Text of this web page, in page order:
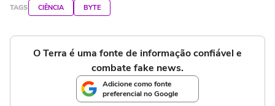
TAGS CIÊNCIA BYTE
O Terra é uma fonte de informação confiável e
combate fake news.
Adicione como fonte
preferencial no Google